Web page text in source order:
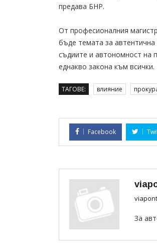
предава БНР.
От професионалния
бъде темата за
съдиите и автономност на
еднакво закона към всички.
ТАГОВЕ: влияние
Facebook
За